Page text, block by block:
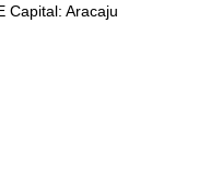
Capital: Aracaju